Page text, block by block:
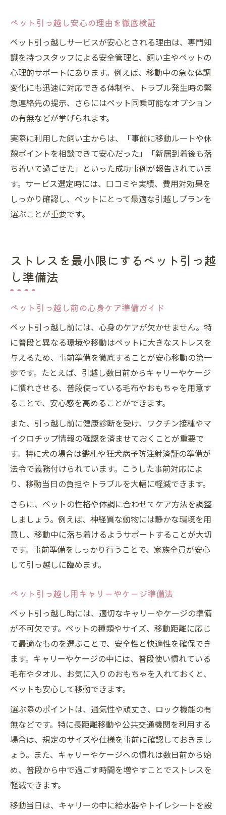
ペット引っ越し安心の理由を徹底検証
ペット引っ越しサービスが安心とされる理由は、専門知
識を持つスタッフによる安全管理と、飼い主やペットの
心理的サポートにあります。例えば、移動中の急な体調
変化にも迅速に対応できる体制や、トラブル発生時の緊
急連絡先の提示、さらにはペット同乗可能なオプション
の有無などが挙げられます。
実際に利用した飼い主からは、「事前に移動ルートや休
憩ポイントを相談できて安心だった」「新居到着後も落
ち着いて過ごせた」といった成功事例が報告されていま
す。サービス選定時には、口コミや実績、費用対効果を
しっかり確認し、ペットにとって最適な引越しプランを
選ぶことが重要です。
ストレスを最小限にするペット引っ越
し準備法
ペット引っ越し前の心身ケア準備ガイド
ペット引っ越し前には、心身のケアが欠かせません。特
に普段と異なる環境や移動はペットに大きなストレスを
与えるため、事前準備を徹底することが安心移動の第一
歩です。たとえば、引越し数日前からキャリーやケージ
に慣れさせる、普段使っている毛布やおもちゃを用意す
ることで、安心感を高めることができます。
また、引っ越し前に健康診断を受け、ワクチン接種やマ
イクロチップ情報の確認を済ませておくことが重要で
す。特に犬の場合は鑑札や狂犬病予防注射済証の準備が
法令で義務付けられています。こうした事前対応によ
り、移動当日の負担やトラブルを大幅に軽減できます。
さらに、ペットの性格や体調に合わせてケア方法を調整
しましょう。例えば、神経質な動物には静かな環境を用
意し、移動中に落ち着けるようサポートすることが大切
です。事前準備をしっかり行うことで、家族全員が安心
して引っ越しに臨めます。
ペット引っ越し用キャリーやケージ準備法
ペット引っ越し時には、適切なキャリーやケージの準備
が不可欠です。ペットの種類やサイズ、移動距離に応じ
て最適なものを選ぶことで、安全性と快適性を確保でき
ます。キャリーやケージの中には、普段使い慣れている
毛布やタオル、お気に入りのおもちゃを入れておくと、
ペットも安心して移動できます。
選ぶ際のポイントは、通気性や頑丈さ、ロック機能の有
無などです。特に長距離移動や公共交通機関を利用する
場合は、規定のサイズや仕様を事前に確認しておきまし
ょう。また、キャリーやケージへの慣れは数日前から始
め、普段から中で過ごす時間を増やすことでストレスを
軽減できます。
移動当日は、キャリーの中に給水器やトイレシートを設